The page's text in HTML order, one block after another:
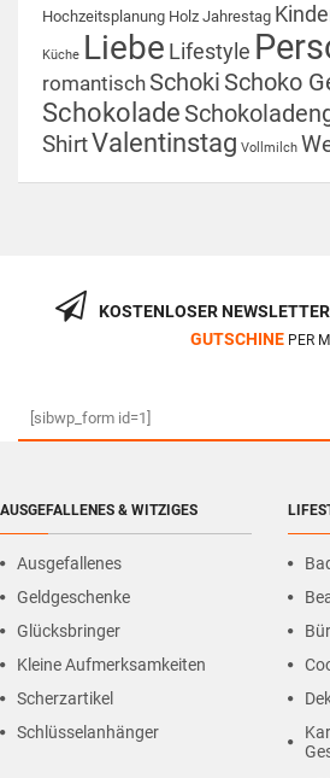
Hochzeitsplanung Holz Jahrestag
Küche Liebe Lifestyle
romantisch Schoki Schoko
Schokolade
ShirtValentinstag Vollmilch
KOSTENLOSER NEWSLETTER
GUTSCHINEPER
[sibwp_form id=1]
AUSGEFALLENES & WITZIGES
Ausgefallenes
Geldgeschenke
Glücksbringer
Kleine Aufmerksamkeiten
Scherzartikel
Schlüsselanhänger